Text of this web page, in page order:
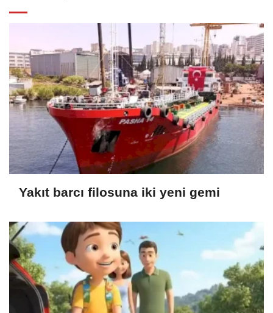
Yakıt barcı filosuna iki yeni gemi